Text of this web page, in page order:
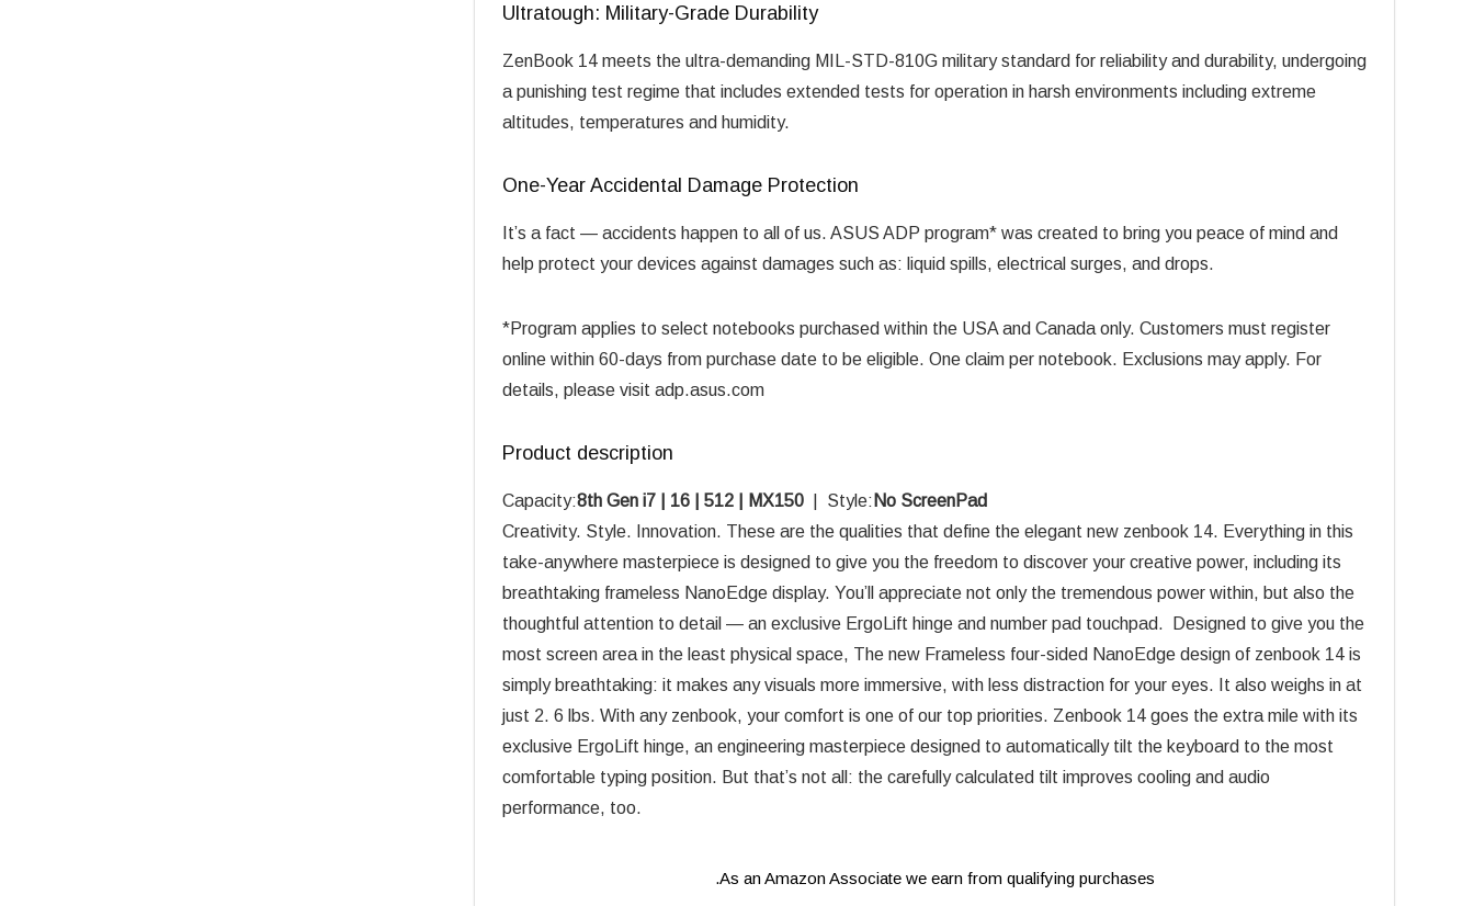
Ultratough: Military-Grade Durability
ZenBook 14 meets the ultra-demanding MIL-STD-810G military standard for reliability and durability, undergoing
a punishing test regime that includes extended tests for operation in harsh environments including extreme
altitudes, temperatures and humidity.
One-Year Accidental Damage Protection
It’s a fact — accidents happen to all of us. ASUS ADP program* was created to bring you peace of mind and
help protect your devices against damages such as: liquid spills, electrical surges, and drops.
*Program applies to select notebooks purchased within the USA and Canada only. Customers must register
online within 60-days from purchase date to be eligible. One claim per notebook. Exclusions may apply. For
details, please visit adp.asus.com
Product description
Capacity:8th Gen i7 | 16 | 512 | MX150 | Style: No ScreenPad
Creativity. Style. Innovation. These are the qualities that define the elegant new zenbook 14. Everything in this
take-anywhere masterpiece is designed to give you the freedom to discover your creative power, including its
breathtaking frameless NanoEdge display. You’ll appreciate not only the tremendous power within, but also the
thoughtful attention to detail — an exclusive ErgoLift hinge and number pad touchpad. Designed to give you the
most screen area in the least physical space, The new Frameless four-sided NanoEdge design of zenbook 14 is
simply breathtaking: it makes any visuals more immersive, with less distraction for your eyes. It also weighs in at
just 2. 6 lbs. With any zenbook, your comfort is one of our top priorities. Zenbook 14 goes the extra mile with its
exclusive ErgoLift hinge, an engineering masterpiece designed to automatically tilt the keyboard to the most
comfortable typing position. But that’s not all: the carefully calculated tilt improves cooling and audio
performance, too.
As an Amazon Associate we earn from qualifying purchases.